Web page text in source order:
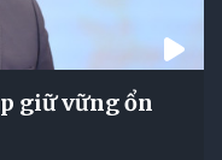
giữ vững ổn